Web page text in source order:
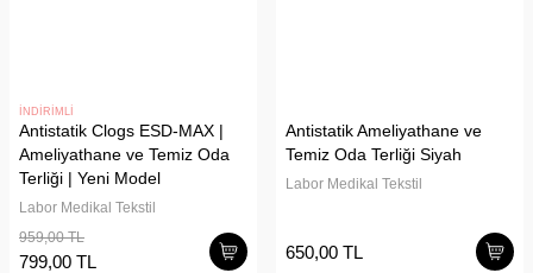
İNDİRİMLİ
Antistatik Clogs ESD-MAX |
Ameliyathane ve Temiz Oda
Terliği | Yeni Model
Labor Medikal Tekstil
959,00 TL
799,00 TL
Antistatik Ameliyathane ve
Temiz Oda Terliği Siyah
Labor Medikal Tekstil
650,00 TL